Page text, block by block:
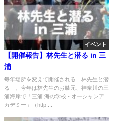
イベント
【開催報告】林先生と潜る in 三
浦
毎年場所を変えて開催される「林先生と潜
る」。今年は林先生のお膝元、神奈川の三
浦海岸で「三浦 海の学校 - オーシャンア
カデミー」（http:...